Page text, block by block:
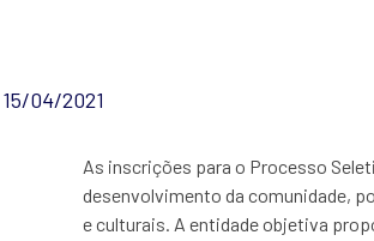
15/04/2021
As inscrições para o Processo
desenvolvimento da comunidade,
e culturais. A entidade objetiva